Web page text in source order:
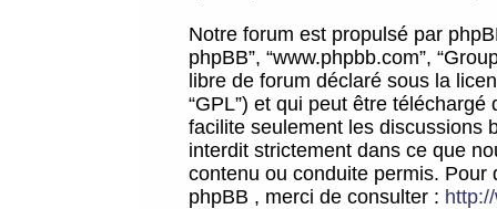
Notre forum est propulsé par
phpBB”, “www.phpbb.com”,
libre de forum déclaré sous la
“GPL”) et qui peut être téléchargé
facilite seulement les discussions
interdit strictement dans ce que
contenu ou conduite permis.
phpBB , merci de consulter :